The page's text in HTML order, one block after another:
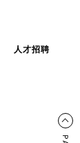
人才招聘